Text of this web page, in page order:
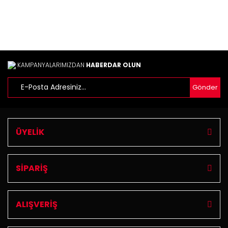
KAMPANYALARIMIZDAN HABERDAR OLUN
Gönder
ÜYELİK
SİPARİŞ
ALIŞVERİŞ